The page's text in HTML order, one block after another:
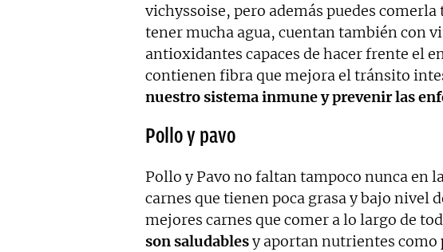
vichyssoise, pero además puedes comerla
tener mucha agua, cuentan también con
antioxidantes capaces de hacer frente el
contienen fibra que mejora el tránsito
nuestro sistema inmune y prevenir las
Pollo y pavo
Pollo y Pavo no faltan tampoco nunca en
carnes que tienen poca grasa y bajo nivel
mejores carnes que comer a lo largo de
son saludablesy aportan nutrientes como